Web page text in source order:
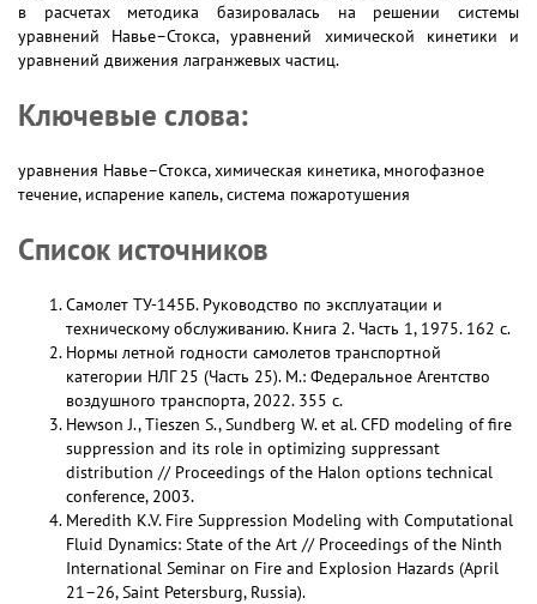
в расчетах методика базировалась на решении системы
уравнений Навье–Стокса, уравнений химической кинетики и
уравнений движения лагранжевых частиц.
Ключевые слова:
уравнения Навье–Стокса, химическая кинетика, многофазное
течение, испарение капель, система пожаротушения
Список источников
Самолет ТУ-145Б. Руководство по эксплуатации и
техническому обслуживанию. Книга 2. Часть 1, 1975. 162 c.
Нормы летной годности самолетов транспортной
категории НЛГ 25 (Часть 25). М.: Федеральное Агентство
воздушного транспорта, 2022. 355 с.
Hewson J., Tieszen S., Sundberg W. et al. CFD modeling of fire
suppression and its role in optimizing suppressant
distribution // Proceedings of the Halon options technical
conference, 2003.
Meredith K.V. Fire Suppression Modeling with Computational
Fluid Dynamics: State of the Art // Proceedings of the Ninth
International Seminar on Fire and Explosion Hazards (April
21–26, Saint Petersburg, Russia).